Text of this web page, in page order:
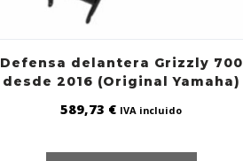
Defensa delantera Grizzly 700
desde 2016 (Original Yamaha)
589,73 € IVA incluido